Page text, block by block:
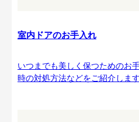
室内ドアのお手入れ
いつまでも美しく保つためのお
時の対処方法などをご紹介します